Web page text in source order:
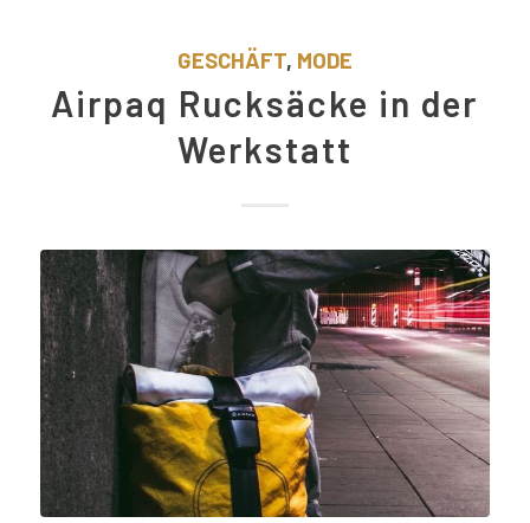
GESCHÄFT, MODE
Airpaq Rucksäcke in der
Werkstatt